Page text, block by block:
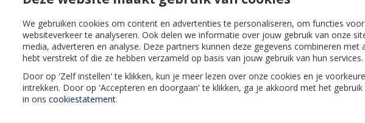
We gebruiken cookies om content en advertenties te personaliseren, om functies
websiteverkeer te analyseren. Ook delen we informatie over jouw gebruik van onze
media, adverteren en analyse. Deze partners kunnen deze gegevens combineren
hebt verstrekt of die ze hebben verzameld op basis van jouw gebruik van hun services.
Door op 'Zelf instellen' te klikken, kun je meer lezen over onze cookies en je
intrekken. Door op 'Accepteren en doorgaan' te klikken, ga je akkoord met het
in ons cookiestatement.
tray Red Bull extra voordelig!
langs in een van onze Tuinland vestigingen.
nu aan het tuinieren bent, klusjes doet in huis of
hebt, Red Bull geeft je vleugels!